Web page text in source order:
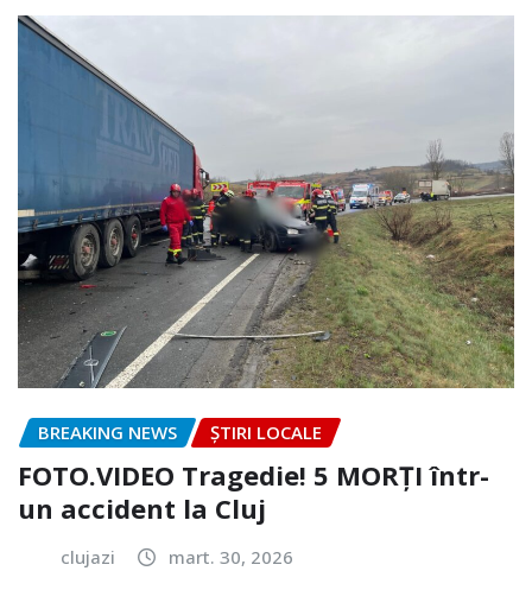
BREAKING NEWS ȘTIRI LOCALE
FOTO.VIDEO Tragedie! 5 MORȚI într-
un accident la Cluj
clujazi mart. 30, 2026